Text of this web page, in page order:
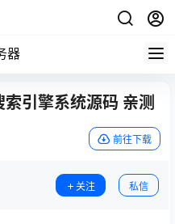
器
引擎系统源码 亲测
前往下载
关注 私信